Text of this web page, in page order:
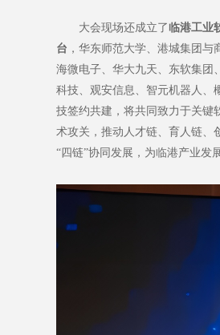
大会现场还成立了 临港工业
台 ，华东师范大学、港城集团与
海微电子、华大九天、东软集团
科技、观安信息、智元机器人、
技签约共建，将共同致力于关键
术攻关，推动人才链、育人链、
“四链”协同发展，为临港产业发